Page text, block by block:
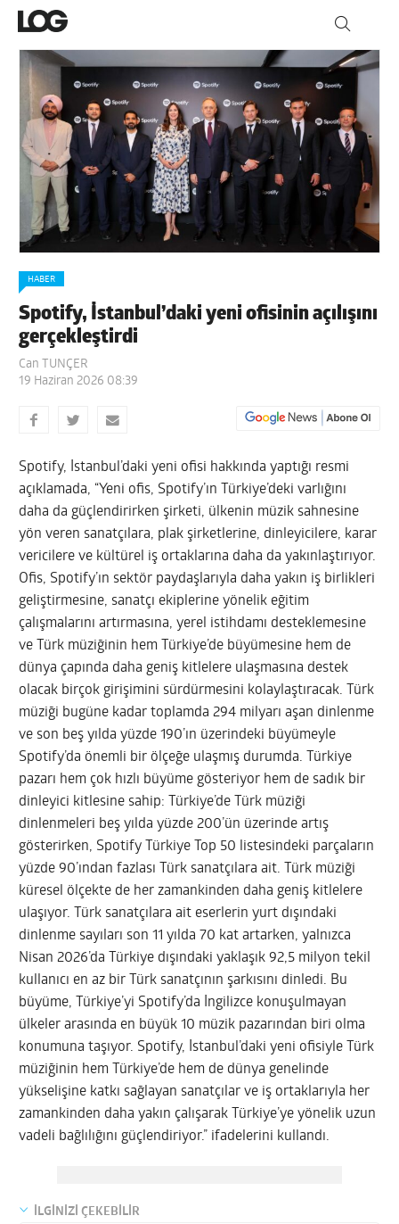
HABER
Spotify, İstanbul’daki yeni ofisinin açılışını
gerçekleştirdi
Can TUNÇER
19 Haziran 2026 08:39
Spotify, İstanbul’daki yeni ofisi hakkında yaptığı resmi
açıklamada, “Yeni ofis, Spotify’ın Türkiye’deki varlığını
daha da güçlendirirken şirketi, ülkenin müzik sahnesine
yön veren sanatçılara, plak şirketlerine, dinleyicilere, karar
vericilere ve kültürel iş ortaklarına daha da yakınlaştırıyor.
Ofis, Spotify’ın sektör paydaşlarıyla daha yakın iş birlikleri
geliştirmesine, sanatçı ekiplerine yönelik eğitim
çalışmalarını artırmasına, yerel istihdamı desteklemesine
ve Türk müziğinin hem Türkiye’de büyümesine hem de
dünya çapında daha geniş kitlelere ulaşmasına destek
olacak birçok girişimini sürdürmesini kolaylaştıracak. Türk
müziği bugüne kadar toplamda 294 milyarı aşan dinlenme
ve son beş yılda yüzde 190’ın üzerindeki büyümeyle
Spotify’da önemli bir ölçeğe ulaşmış durumda. Türkiye
pazarı hem çok hızlı büyüme gösteriyor hem de sadık bir
dinleyici kitlesine sahip: Türkiye’de Türk müziği
dinlenmeleri beş yılda yüzde 200’ün üzerinde artış
gösterirken, Spotify Türkiye Top 50 listesindeki parçaların
yüzde 90’ından fazlası Türk sanatçılara ait. Türk müziği
küresel ölçekte de her zamankinden daha geniş kitlelere
ulaşıyor. Türk sanatçılara ait eserlerin yurt dışındaki
dinlenme sayıları son 11 yılda 70 kat artarken, yalnızca
Nisan 2026’da Türkiye dışındaki yaklaşık 92,5 milyon tekil
kullanıcı en az bir Türk sanatçının şarkısını dinledi. Bu
büyüme, Türkiye’yi Spotify’da İngilizce konuşulmayan
ülkeler arasında en büyük 10 müzik pazarından biri olma
konumuna taşıyor. Spotify, İstanbul’daki yeni ofisiyle Türk
müziğinin hem Türkiye’de hem de dünya genelinde
yükselişine katkı sağlayan sanatçılar ve iş ortaklarıyla her
zamankinden daha yakın çalışarak Türkiye’ye yönelik uzun
vadeli bağlılığını güçlendiriyor.” ifadelerini kullandı.
İLGİNİZİ ÇEKEBİLİR